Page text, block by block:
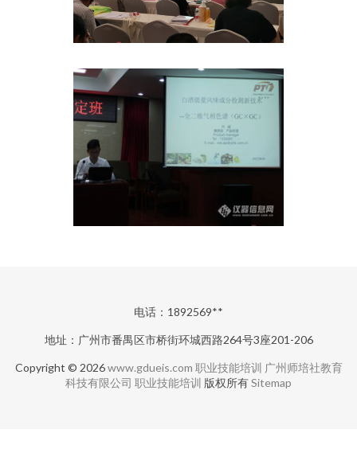
电话：1892569**
地址：广州市番禺区市桥街环城西路264号3座201-206
Copyright © 2026www.gdueis.com 职业技能培训 广州师培社教育
科技有限公司 职业技能培训 版权所有Sitemap